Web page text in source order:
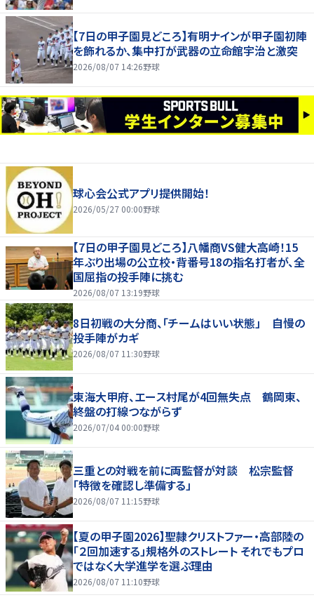
【7日の甲子園見どころ】有明ナインが甲子園初陣
を飾れるか、集中打が武器の立命館宇治と激突
2026/08/07 14:26野球
球心会公式アプリ提供開始！
2026/05/27 00:00野球
【7日の甲子園見どころ】八幡商VS健大高崎！15
年ぶり出場の公立校・背番号18の指名打者が、全
国屈指の投手陣に挑む
2026/08/07 13:19野球
8日初戦の大分商、「チームはいい状態」 自慢の
投手陣がカギ
2026/08/07 11:30野球
東海大甲府、エース村尾が4回無失点 鶴岡東、
終盤の打線つながらず
2026/07/04 00:00野球
三重との対戦を前に両監督が対談 松宗監督
「特徴を確認し準備する」
2026/08/07 11:15野球
【夏の甲子園2026】聖隷クリストファー・高部陸の
「２回加速する」規格外のストレート それでもプロ
ではなく大学進学を選ぶ理由
2026/08/07 11:10野球